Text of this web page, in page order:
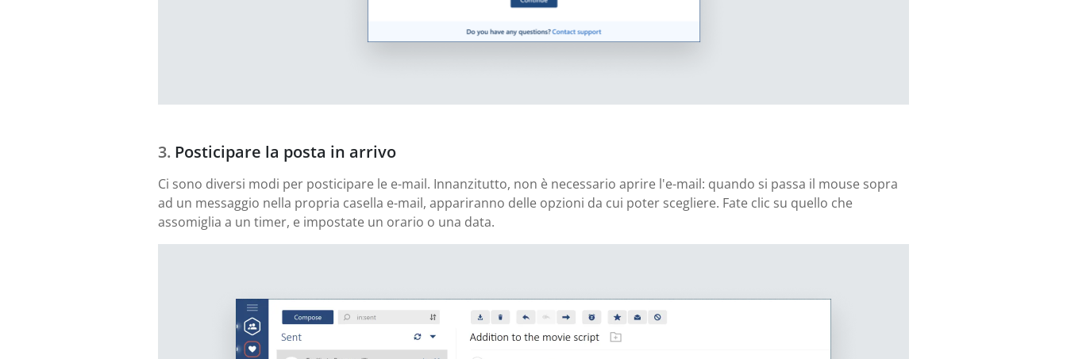
Posticipare la posta in arrivo
Ci sono diversi modi per posticipare le e-mail. Innanzitutto, non è necessario aprire l'e-mail: quando si passa il mouse sopra
ad un messaggio nella propria casella e-mail, appariranno delle opzioni da cui poter scegliere. Fate clic su quello che
assomiglia a un timer, e impostate un orario o una data.